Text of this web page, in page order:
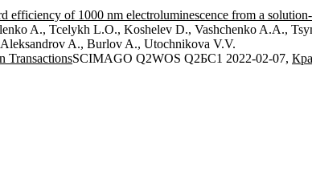
efficiency of 1000 nm electroluminescence from a
A., Tcelykh L.O., Koshelev D., Vashchenko A.A.,
A., Burlov A., Utochnikova V.V.
TransactionsSCIMAGO Q2WOS Q2БС1 2022-02-07,